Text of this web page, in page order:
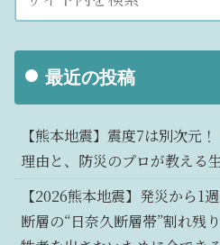
最近の投稿
【熊本地震】震度7は別次元
理由と、防災のプロが教え
【2026熊本地震】発災から1
断層の“日奈久断層帯”割れ残